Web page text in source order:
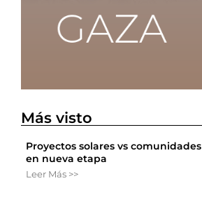
Más visto
Proyectos solares vs
en nueva etapa
Leer Más >>